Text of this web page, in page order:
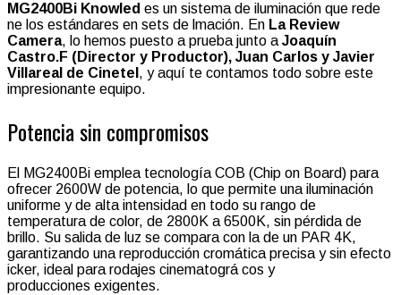
MG2400Bi Knowled es un sistema de iluminación que rede
ne los estándares en sets de lmación. En La Review
Camera, lo hemos puesto a prueba junto aJoaquín
Castro.F (Director y Productor), Juan Carlos y Javier
Villareal de Cinetel , y aquí te contamos todo sobre este
impresionante equipo.
Potencia sin compromisos
El MG2400Bi emplea tecnología COB (Chip on Board) para
ofrecer 2600W de potencia, lo que permite una iluminación
uniforme y de alta intensidad en todo su rango de
temperatura de color, de 2800K a 6500K, sin pérdida de
brillo. Su salida de luz se compara con la de un PAR 4K,
garantizando una reproducción cromática precisa y sin efecto
icker, ideal para rodajes cinematográ cos y
producciones exigentes.